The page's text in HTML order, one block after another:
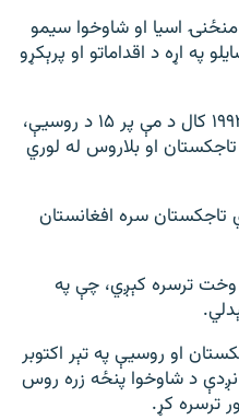
اسیا او شاوخوا سیمو
په اړه د اقداماتو او پرېکړو
د ټولیز امنیت د تړون سازمان د ۱۹۹۲ کال د مې پر ۱۵ د روسیې،
او بلاروس له لوري
تاجکستان سره افغانستان
وخت ترسره کېږي، چې په
او روسیې په تېر اکتوبر
د شاوخوا پنځه زره روس
ترسره کړ.